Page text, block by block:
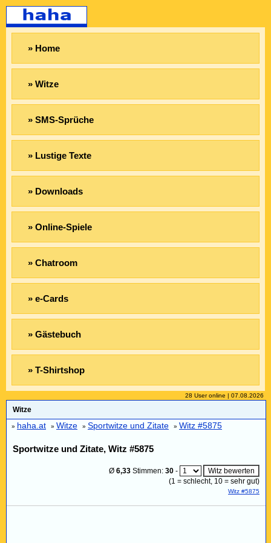
» Home
» Witze
» SMS-Sprüche
» Lustige Texte
» Downloads
» Online-Spiele
» Chatroom
» e-Cards
» Gästebuch
» T-Shirtshop
28 User online | 07.08.2026
Witze
» haha.at » Witze » Sportwitze und Zitate » Witz #5875
Sportwitze und Zitate, Witz #5875
Ø 6,33 Stimmen: 30 -
(1 = schlecht, 10 = sehr gut)
Witz #5875